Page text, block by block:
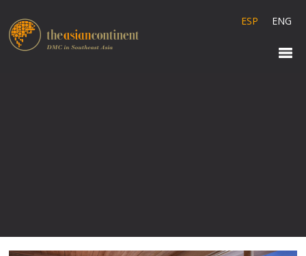
ESP ENG